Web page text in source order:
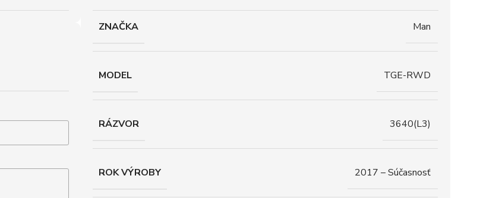
ZNAČKA Man
MODEL TGE-RWD
RÁZVOR 3640(L3)
ROK VÝROBY 2017 – Súčasnosť